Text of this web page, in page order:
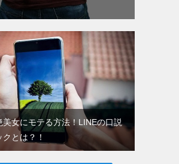
美女にモテる方法！LINEの口説
とは？！